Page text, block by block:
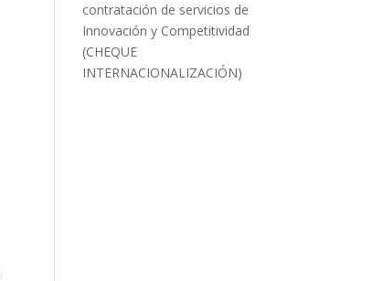
contratación de servicios de
Innovación y Competitividad
(CHEQUE
INTERNACIONALIZACIÓN)